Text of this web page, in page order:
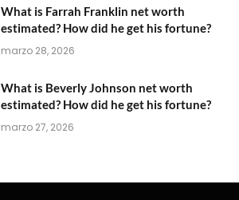
What is Farrah Franklin net worth
estimated? How did he get his fortune?
marzo 28, 2026
What is Beverly Johnson net worth
estimated? How did he get his fortune?
marzo 27, 2026